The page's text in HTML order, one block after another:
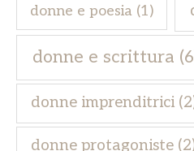
donne e poesia (1)
donne e scrittura
donne imprenditrici
donne protagoniste